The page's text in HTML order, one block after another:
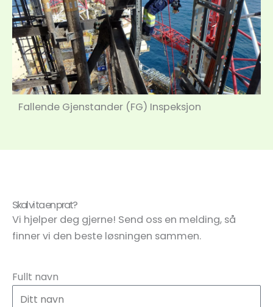
Fallende Gjenstander (FG) Inspeksjon
Skal vi ta en prat?
Vi hjelper deg gjerne! Send oss en melding, så
finner vi den beste løsningen sammen.
Fullt navn